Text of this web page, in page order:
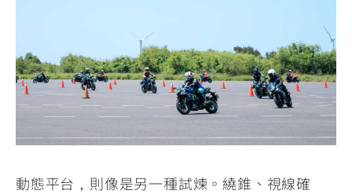
動態平台，則像是另一種試煉。繞錐、視線確